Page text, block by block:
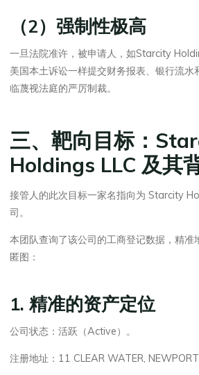
（2）强制性极高
一旦法院准许，被申请人，如Starcity
美国本土诉讼一样提交财务报表、银行流水
临蔑视法庭的严厉制裁。
三、靶向目标：
Holdings LLC 及其
接管人的此次目标一家名指向为 Starcity
司。
本团队查询了该公司的工商登记数据，精准
匿图：
1. 精准的资产定位
公司状态：活跃（Active）。
注册地址：11 CLEAR WATER,